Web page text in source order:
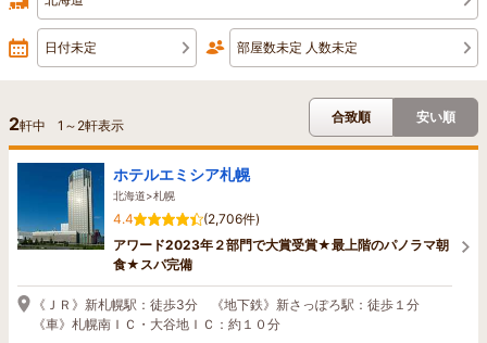
日付未定 部屋数未定 人数未定
2軒中 1 ～ 2軒表示
合致順 安い順
ホテルエミシア札幌
北海道>札幌
4.4
(2,706件)
アワード2023年２部門で大賞受賞★最上階のパノラマ朝
食★スパ完備
《ＪＲ》新札幌駅：徒歩3分 《地下鉄》新さっぽろ駅：徒歩１分
《車》札幌南ＩＣ・大谷地ＩＣ：約１０分